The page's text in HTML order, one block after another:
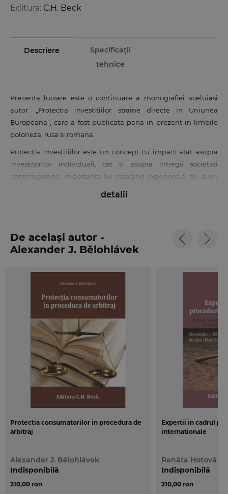
Editura: C.H. Beck
Descriere
Specificații
tehnice
Prezenta lucrare este o continuare a monografiei aceluiasi
autor: „Protectia investitiilor straine directe in Uniunea
Europeana”, care a fost publicata pana in prezent in limbile
poloneza, rusa si romana.
Protectia investitiilor este un concept cu impact atat asupra
investitorilor individuali, cat si asupra intregii societati
contemporane, importanta lui crescand exponential de la un
an la altul. Domeniul energiei impreuna cu industria
automobilelor si sectorul bancar reprezinta domenii
energie, ci si exploatarea si prelucrarea materiilor prime
energetice, transportul si folosirea energiei.
constituie cel mai important instrument international de
protectie a investitiilor din acest domeniu. Lucrarea contine de
asemenea si o traducere a unor prevederi selectate din
Tratatul Cartei Energiei si un rezumat al dispozitiilor din
domeniul energiei din Republica Ceha si din Uniunea
Europeana.
detalii
De același autor -
Alexander J. Bělohlávek
Protectia consumatorilor in procedura de
arbitraj
Alexander J. Bělohlávek
210,00 ron
Indisponibilă
Expertii in cadrul
internationale
Renáta Hotová
210,00 ron
Indisponibilă